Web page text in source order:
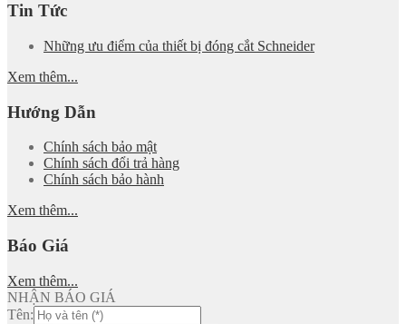
Tin Tức
Những ưu điểm của thiết bị đóng cắt Schneider
Xem thêm...
Hướng Dẫn
Chính sách bảo mật
Chính sách đổi trả hàng
Chính sách bảo hành
Xem thêm...
Báo Giá
Xem thêm...
NHẬN BÁO GIÁ
Tên: